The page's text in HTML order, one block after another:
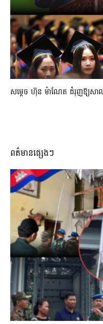
សម្តេច ហ៊ុន ម៉ាណែត ជំរុញឱ្យស
ពត៌មានផ្សេងៗ